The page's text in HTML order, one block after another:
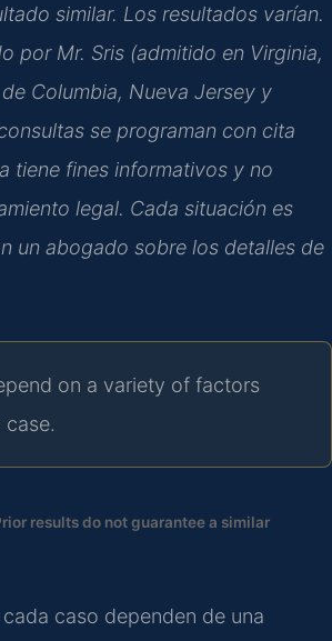
similar. Los resultados varían.
por Mr. Sris (admitido en Virginia,
Columbia, Nueva Jersey y
se programan con cita
tiene fines informativos y no
legal. Cada situación es
un abogado sobre los detalles de
on a variety of factors
results do not guarantee a similar
caso dependen de una